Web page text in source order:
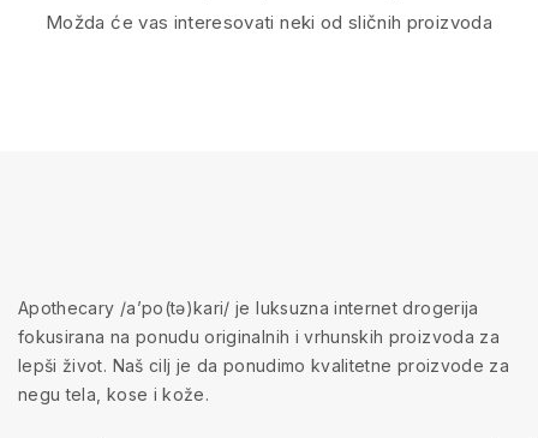
Možda će vas interesovati neki od sličnih proizvoda
Apothecary /a’po(tə)kari/ je luksuzna internet drogerija
fokusirana na ponudu originalnih i vrhunskih proizvoda za
lepši život. Naš cilj je da ponudimo kvalitetne proizvode za
negu tela, kose i kože.